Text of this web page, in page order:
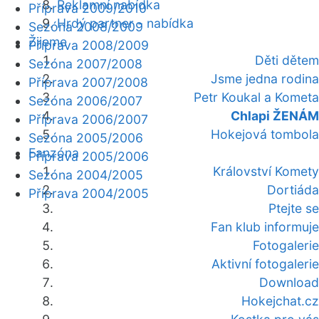
Reklamní nabídka
Hrdý partner - nabídka
Žijeme
Děti dětem
Jsme jedna rodina
Petr Koukal a Kometa
Chlapi ŽENÁM
Hokejová tombola
Fanzóna
Království Komety
Dortiáda
Ptejte se
Fan klub informuje
Fotogalerie
Aktivní fotogalerie
Download
Hokejchat.cz
Příprava 2009/2010
Sezóna 2008/2009
Příprava 2008/2009
Sezóna 2007/2008
Příprava 2007/2008
Sezóna 2006/2007
Příprava 2006/2007
Sezóna 2005/2006
Příprava 2005/2006
Sezóna 2004/2005
Příprava 2004/2005